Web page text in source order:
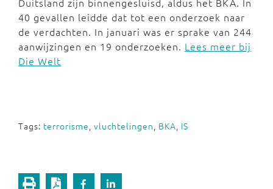
40 gevallen leidde dat tot een onderzoek naar
de verdachten. In januari was er sprake van 244
aanwijzingen en 19 onderzoeken. Lees meer bij
Die Welt
Tags: terrorisme, vluchtelingen, BKA, IS